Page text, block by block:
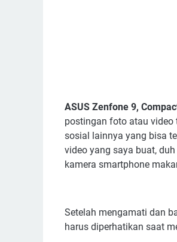
ASUS Zenfone 9,
postingan foto atau video
sosial lainnya yang bisa
video yang saya buat,
kamera smartphone
Setelah mengamati dan
harus diperhatikan saat